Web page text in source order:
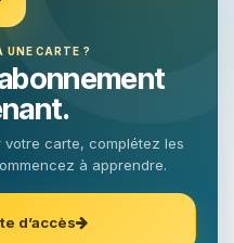
UNE CARTE ?
carte, complétez les
à apprendre.
d’accès